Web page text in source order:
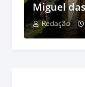
Miguel
Redação